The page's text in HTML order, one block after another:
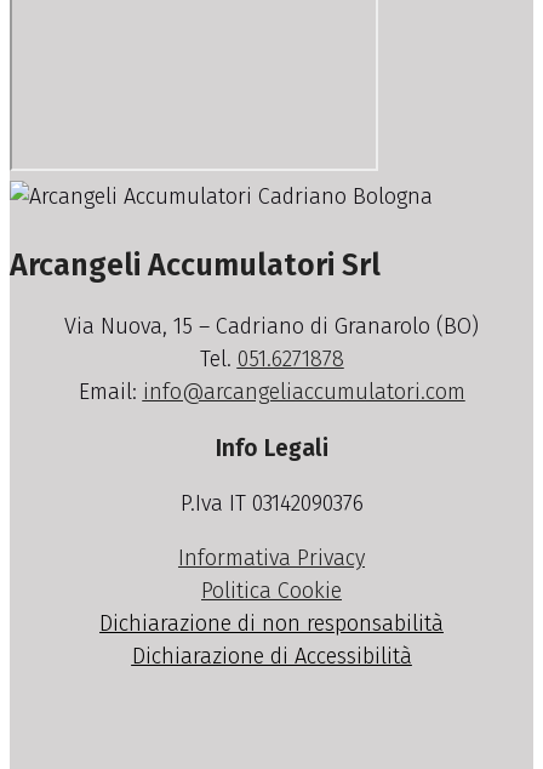
Arcangeli Accumulatori Srl
Via Nuova, 15 – Cadriano di Granarolo (BO)
Tel. 051.6271878
Email: info@arcangeliaccumulatori.com
Info Legali
P.Iva IT 03142090376
Informativa Privacy
Politica Cookie
Dichiarazione di non responsabilità
Dichiarazione di Accessibilità